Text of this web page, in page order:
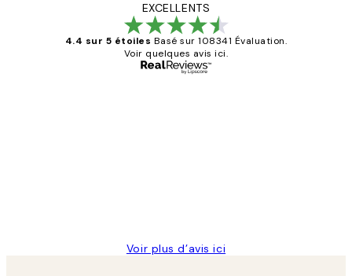
EXCELLENTS
4.4 sur 5 étoiles Basé sur 108341 Évaluation.
Voir quelques avis ici.
Voir plus d’avis ici